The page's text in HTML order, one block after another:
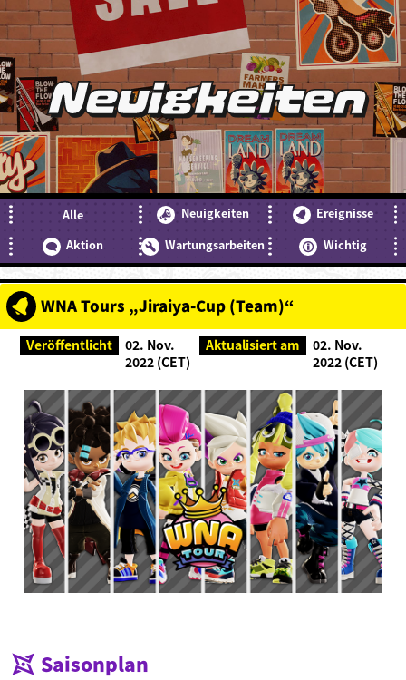
Neuigkeiten
Alle Neuigkeiten
Ereignisse
Aktion
Wartungsarbeiten Wichtig
WNA Tours „Jiraiya-Cup (Team)“
Veröffentlicht
02. Nov.
2022 (CET)
Aktualisiert am
02. Nov.
2022 (CET)
Saisonplan